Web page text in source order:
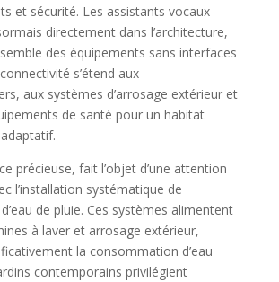
et sécurité. Les assistants vocaux
directement dans l’architecture,
des équipements sans interfaces
s’étend aux
aux systèmes d’arrosage extérieur et
de santé pour un habitat
précieuse, fait l’objet d’une attention
l’installation systématique de
de pluie. Ces systèmes alimentent
à laver et arrosage extérieur,
la consommation d’eau
contemporains privilégient